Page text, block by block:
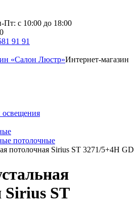
Пт: с 10:00 до 18:00
91 91
Интернет-магазин
освещения
потолочные
потолочная Sirius ST 3271/5+4Н GD
Sirius ST